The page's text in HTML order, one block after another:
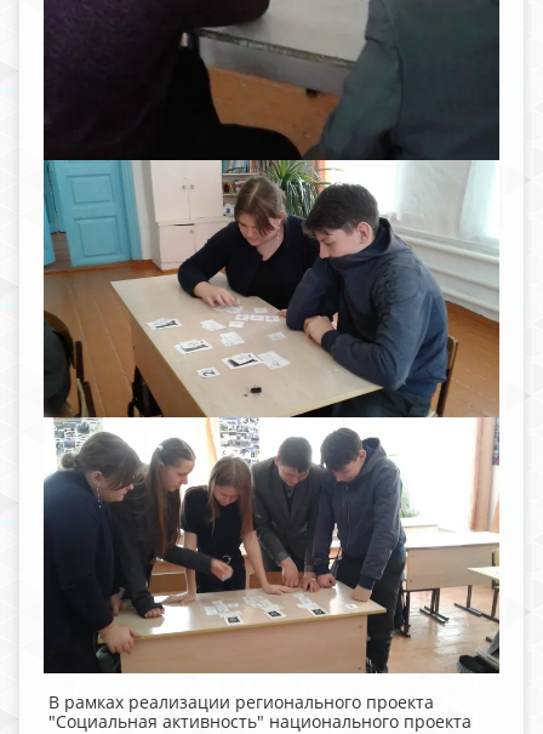
В рамках реализации регионального проекта
"Социальная активность" национального проекта